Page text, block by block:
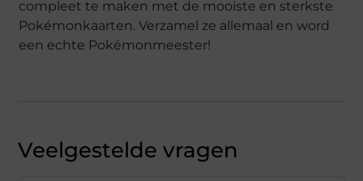
compleet te maken met de mooiste en sterkste
Pokémonkaarten. Verzamel ze allemaal en word
een echte Pokémonmeester!
Veelgestelde vragen